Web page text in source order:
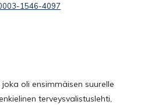
1546-4097
oli ensimmäisen suurelle
terveysvalistuslehti,